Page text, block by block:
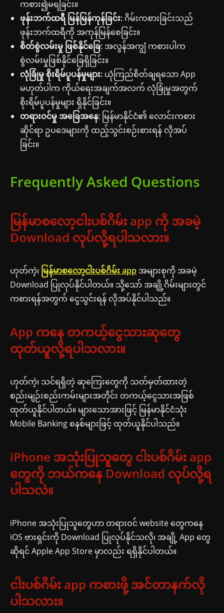
ကစား၍မရခြင်း။
ဖုန်းဘက်ထရီ မြန်မြန်ကုန်ခြင်း: ဂိမ်းကစားခြင်းသည်
ဖုန်းဘက်ထရီကို အကုန်မြန်စေခြင်း။
စိတ်စွဲလမ်းမှု ဖြစ်နိုင်ခြေ: အလွန်အကျွံ ကစားပါက
စွဲလမ်းမှုဖြစ်နိုင်ခြေရှိခြင်း။
လုံခြုံမှု စိုးရိမ်ပူပန်မှုများ: ယုံကြည်စိတ်ချရသော App
မဟုတ်ပါက ကိုယ်ရေးအချက်အလက် လုံခြုံမှုအတွက်
စိုးရိမ်ပူပန်မှုများ ရှိနိုင်ခြင်း။
တရားဝင်မှု အခြေအနေ: မြန်မာနိုင်ငံ၏ လောင်းကစား
ဆိုင်ရာ ဥပဒေများကို ထည့်သွင်းစဉ်းစားရန် လိုအပ်
ခြင်း။
Frequently Asked Questions
မြန်မာစလော့ငါးပစ်ဂိမ်း app ကို အခမဲ့
Download လုပ်လို့ရပါသလား။
ဟုတ်ကဲ့၊ မြန်မာစလော့ငါးပစ်ဂိမ်း app အများစုကို အခမဲ့
Download ပြုလုပ်နိုင်ပါတယ်။ သို့သော် အချို့ဂိမ်းများတွင်
ကစားရန်အတွက် ငွေသွင်းရန် လိုအပ်နိုင်ပါသည်။
App ကနေ တကယ့်ငွေသားဆုတွေ
ထုတ်ယူလို့ရပါသလား။
ဟုတ်ကဲ့၊ သင်ရရှိတဲ့ ဆုကြေးတွေကို သတ်မှတ်ထားတဲ့
စည်းမျဉ်းစည်းကမ်းများအတိုင်း တကယ့်ငွေသားအဖြစ်
ထုတ်ယူနိုင်ပါတယ်။ များသောအားဖြင့် မြန်မာနိုင်ငံသုံး
Mobile Banking စနစ်များဖြင့် ထုတ်ယူနိုင်ပါသည်။
iPhone အသုံးပြုသူတွေ ငါးပစ်ဂိမ်း app
တွေကို ဘယ်ကနေ Download လုပ်လို့ရ
ပါသလဲ။
iPhone အသုံးပြုသူတွေဟာ တရားဝင် website တွေကနေ
iOS ဗားရှင်းကို Download ပြုလုပ်နိုင်သလို၊ အချို့ App တွေ
ဆိုရင် Apple App Store မှာလည်း ရရှိနိုင်ပါတယ်။
ငါးပစ်ဂိမ်း app ကစားဖို့ အင်တာနက်လို
ပါသလား။